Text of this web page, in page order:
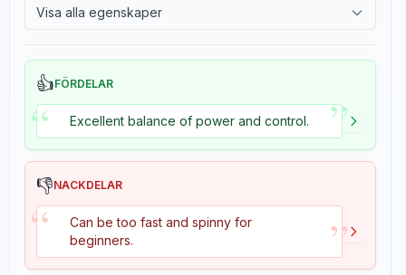
Visa alla egenskaper
👍FÖRDELAR
“ Excellent balance of power and control. ”
👎NACKDELAR
“
Can be too fast and spinny for
beginners.
”
9.3
Recensionsdata
Sentiment
Confidence: 90%
Spelarnivå
6/10